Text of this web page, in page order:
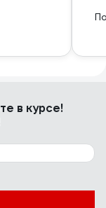
в курсе!